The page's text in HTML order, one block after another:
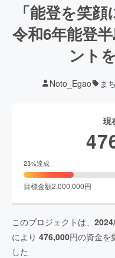
「能登を笑
令和6年能登
ント
Noto_Egao ま
現
23%達成
目標金額2,000,000円
このプロジェクトは、
により 476,000円の資金を
した